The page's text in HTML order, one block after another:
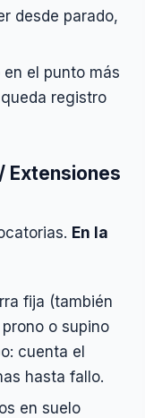
desde parado,
el punto más
registro
Extensiones
En la
fija (también
o supino
cuenta el
hasta fallo.
en suelo